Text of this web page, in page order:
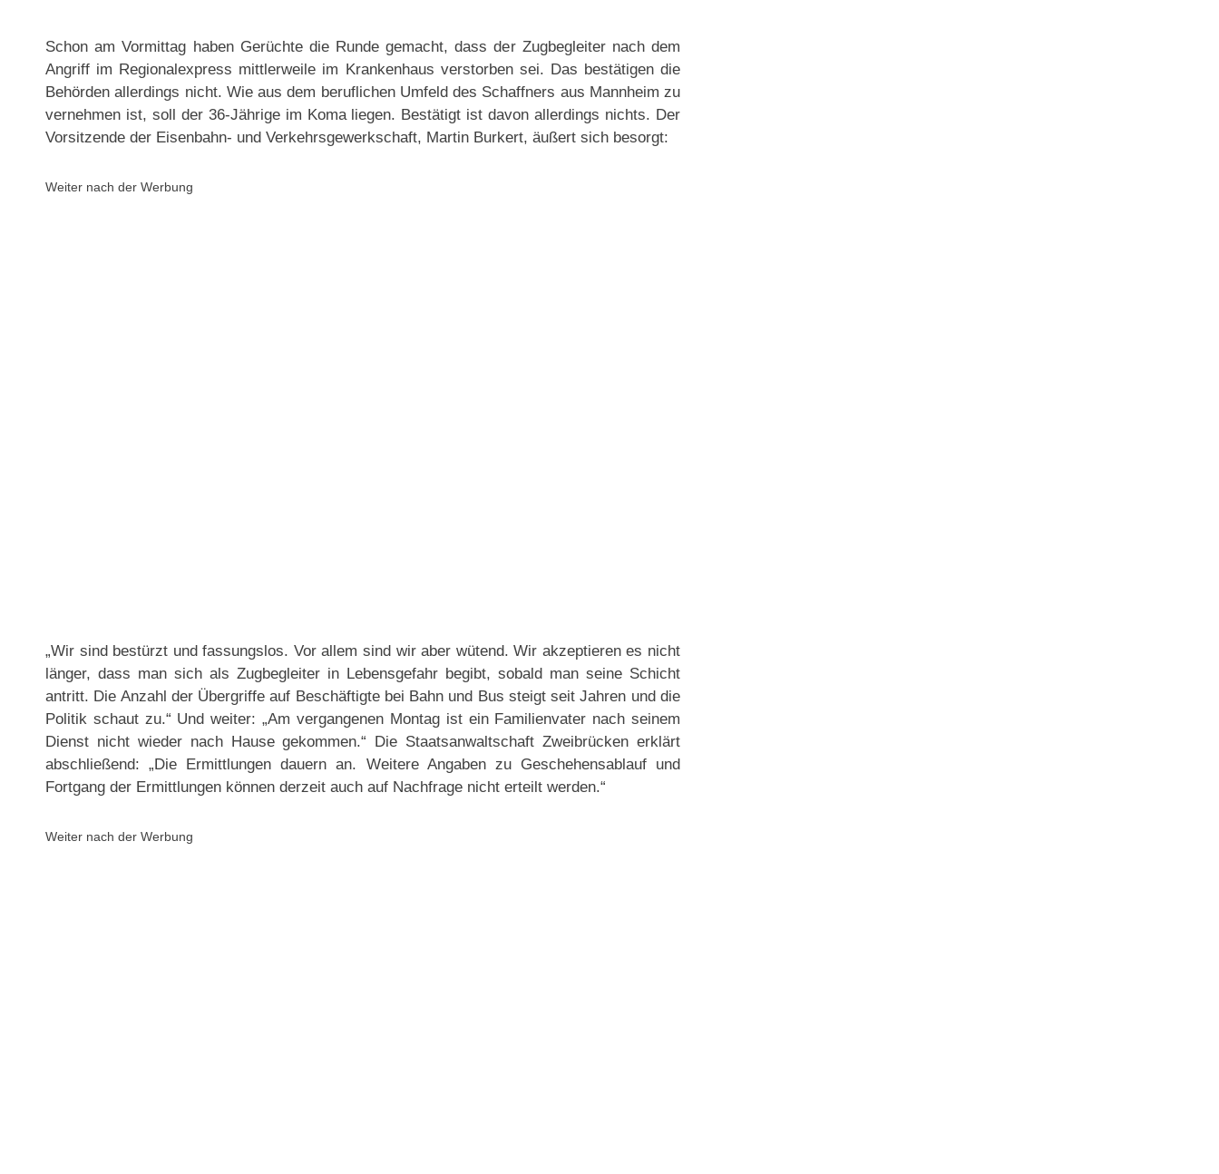
Schon am Vormittag haben Gerüchte die Runde gemacht, dass der Zugbegleiter nach dem
Angriff im Regionalexpress mittlerweile im Krankenhaus verstorben sei. Das bestätigen die
Behörden allerdings nicht. Wie aus dem beruflichen Umfeld des Schaffners aus Mannheim zu
vernehmen ist, soll der 36-Jährige im Koma liegen. Bestätigt ist davon allerdings nichts. Der
Vorsitzende der Eisenbahn- und Verkehrsgewerkschaft, Martin Burkert, äußert sich besorgt:
Weiter nach der Werbung
„Wir sind bestürzt und fassungslos. Vor allem sind wir aber wütend. Wir akzeptieren es nicht
länger, dass man sich als Zugbegleiter in Lebensgefahr begibt, sobald man seine Schicht
antritt. Die Anzahl der Übergriffe auf Beschäftigte bei Bahn und Bus steigt seit Jahren und die
Politik schaut zu.“ Und weiter: „Am vergangenen Montag ist ein Familienvater nach seinem
Dienst nicht wieder nach Hause gekommen.“ Die Staatsanwaltschaft Zweibrücken erklärt
abschließend: „Die Ermittlungen dauern an. Weitere Angaben zu Geschehensablauf und
Fortgang der Ermittlungen können derzeit auch auf Nachfrage nicht erteilt werden.“
Weiter nach der Werbung